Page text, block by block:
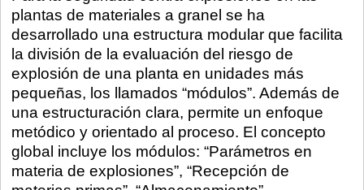
plantas de materiales a granel se ha
desarrollado una estructura modular que facilita
la división de la evaluación del riesgo de
explosión de una planta en unidades más
pequeñas, los llamados “módulos”. Además de
una estructuración clara, permite un enfoque
metódico y orientado al proceso. El concepto
global incluye los módulos: “Parámetros en
materia de explosiones”, “Recepción de